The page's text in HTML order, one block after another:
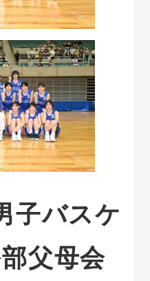
子バスケ
父母会